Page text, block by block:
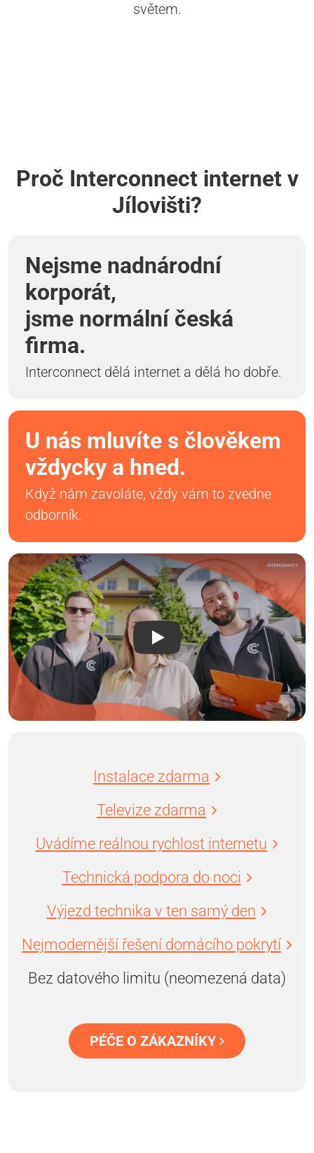
světem.
Proč Interconnect internet v
Jílovišti?
Nejsme nadnárodní
korporát,
jsme normální česká
firma.
Interconnect dělá internet a dělá ho dobře.
U nás mluvíte s člověkem
vždycky a hned.
Když nám zavoláte, vždy vám to zvedne
odborník.
Instalace zdarma
Televize zdarma
Uvádíme reálnou rychlost internetu
Technická podpora do noci
Výjezd technika v ten samý den
Nejmodernější řešení domácího pokrytí
Bez datového limitu (neomezená data)
PÉČE O ZÁKAZNÍKY